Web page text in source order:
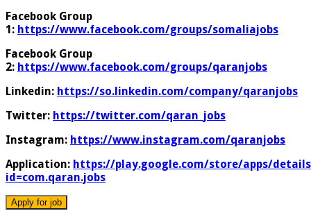
Facebook Group
1: https://www.facebook.com/groups/somaliajobs
Facebook Group
2: https://www.facebook.com/groups/qaranjobs
Linkedin: https://so.linkedin.com/company/qaranjobs
Twitter: https://twitter.com/qaran_jobs
Instagram: https://www.instagram.com/qaranjobs
Application: https://play.google.com/store/apps/
id=com.qaran.jobs